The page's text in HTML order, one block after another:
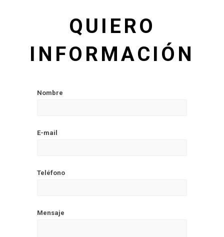
QUIERO
INFORMACIÓN
Nombre
E-mail
Teléfono
Mensaje